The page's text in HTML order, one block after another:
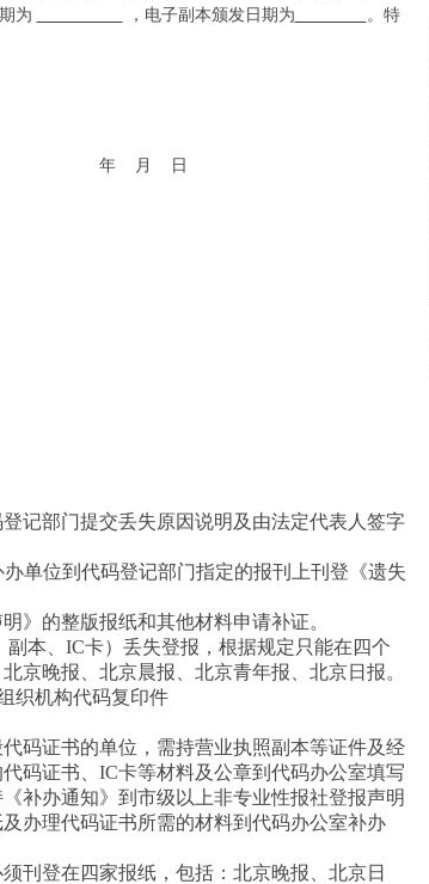
为 ，电子副本颁发日期为
。特
月 日
记部门提交丢失原因说明及由法定代表人签字
单位到代码登记部门指定的报刊上刊登《遗失
》的整版报纸和其他材料申请补证。
本、 IC卡）丢失登报，根据规定只能在四个
京晚报、北京晨报、北京青年报、北京日报。
织机构代码复印件
码证书的单位，需持营业执照副本等证件及经
码证书、 IC卡等材料及公章到代码办公室填写
补办通知》到市级以上非专业性报社登报声明
办理代码证书所需的材料到代码办公室补办
刊登在四家报纸，包括：北京晚报、北京日